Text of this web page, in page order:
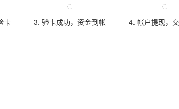
卡 3. 验卡成功，资金到帐 4. 帐户提现，